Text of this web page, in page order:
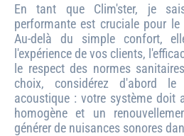
En tant que Clim'ster, je
performante est cruciale pour
Au-delà du simple confort,
l'expérience de vos clients,
le respect des normes
choix, considérez d'abord
acoustique : votre système doit
homogène et un
générer de nuisances sonores